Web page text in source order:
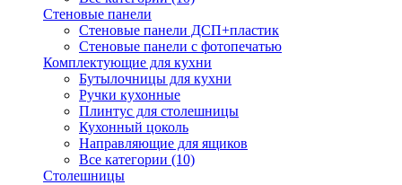
Стеновые панели
Стеновые панели ДСП+пластик
Стеновые панели с фотопечатью
Комплектующие для кухни
Бутылочницы для кухни
Ручки кухонные
Плинтус для столешницы
Кухонный цоколь
Направляющие для ящиков
Все категории (10)
Столешницы